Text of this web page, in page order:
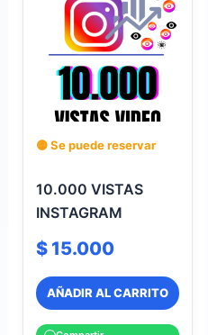
🟡 Se puede reservar
10.000 VISTAS
INSTAGRAM
$15.000
AÑADIR AL CARRITO